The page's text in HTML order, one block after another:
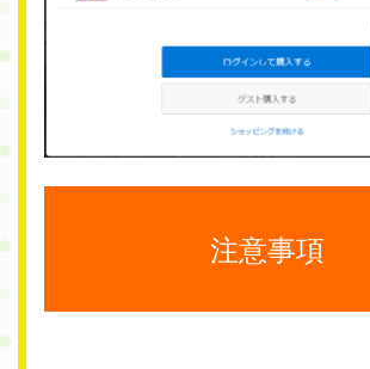
注意事項